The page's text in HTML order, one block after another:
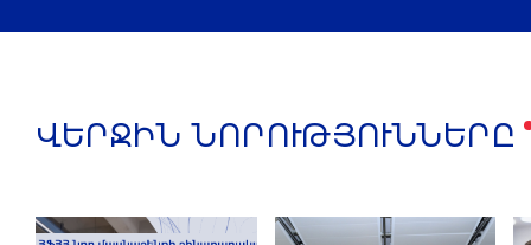
ՎԵՐՋԻՆ ՆՈՐՈՒԹՅՈՒՆՆԵՐԸ